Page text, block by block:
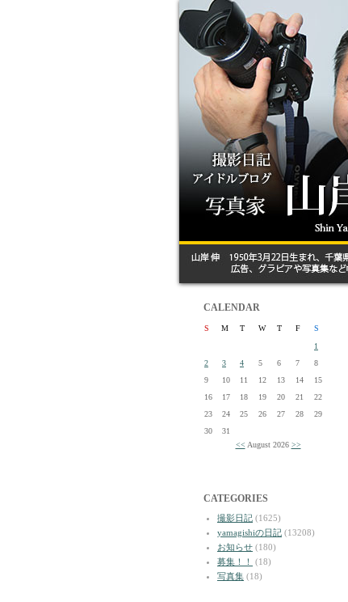
CALENDAR
S M T W T F
S
1
2
3 4 5 6 7
8
9
10 11 12 13 14
15
16
17 18 19 20 21
22
23
24 25 26 27 28
29
30
31
<< August 2026 >>
CATEGORIES
撮影日記 (1625)
yamagishiの日記 (13208)
お知らせ (180)
募集！！
(18)
写真集 (18)